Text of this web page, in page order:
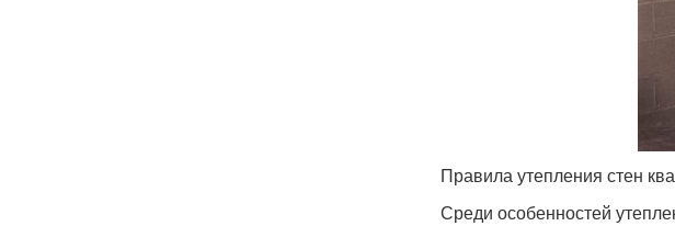
Правила утепления стен
Среди особенностей